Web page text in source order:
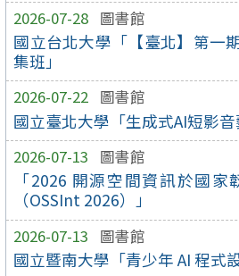
2026-07-28 圖書館
國立台北大學「【臺北】第一
集班」
2026-07-22 圖書館
國立臺北大學「生成式AI短影
2026-07-13 圖書館
「2026 開源空間資訊於國
（OSSInt 2026）」
2026-07-13 圖書館
國立暨南大學「青少年 AI 程式